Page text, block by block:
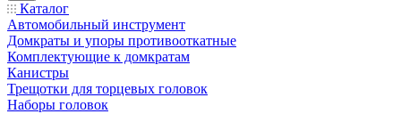
Каталог
Автомобильный инструмент
Домкраты и упоры противооткатные
Комплектующие к домкратам
Канистры
Трещотки для торцевых головок
Наборы головок